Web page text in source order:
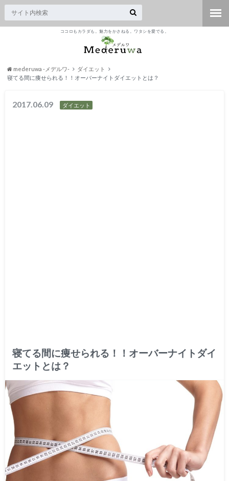
ココロもカラダも。魅力をかさねる。ワタシを愛でる。
mederuwa -メデルワ-
ダイエット
寝てる間に痩せられる！！オーバーナイトダイエットとは？
2017.06.09 ダイエット
寝てる間に痩せられる！！オーバーナイトダイ
エットとは？